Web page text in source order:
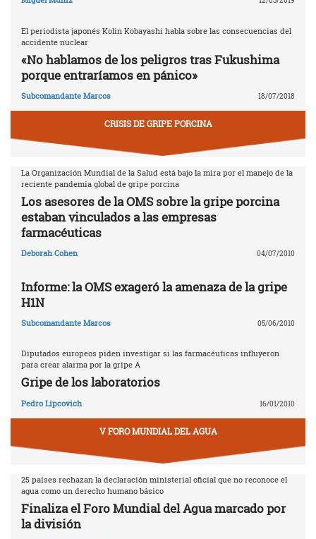
El periodista japonés Kolin Kobayashi habla sobre las consecuencias del
accidente nuclear
«No hablamos de los peligros tras Fukushima
porque entraríamos en pánico»
Subcomandante Marcos 18/07/2018
CRISIS DE GRIPE PORCINA
La Organización Mundial de la Salud está bajo la mira por el manejo de la
reciente pandemia global de gripe porcina
Los asesores de la OMS sobre la gripe porcina
estaban vinculados a las empresas
farmacéuticas
Deborah Cohen 04/07/2010
Informe: la OMS exageró la amenaza de la gripe
H1N
Subcomandante Marcos 05/06/2010
Diputados europeos piden investigar si las farmacéuticas influyeron
para crear alarma por la gripe A
Gripe de los laboratorios
Pedro Lipcovich 16/01/2010
V FORO MUNDIAL DEL AGUA
25 países rechazan la declaración ministerial oficial que no reconoce el
agua como un derecho humano básico
Finaliza el Foro Mundial del Agua marcado por
la división